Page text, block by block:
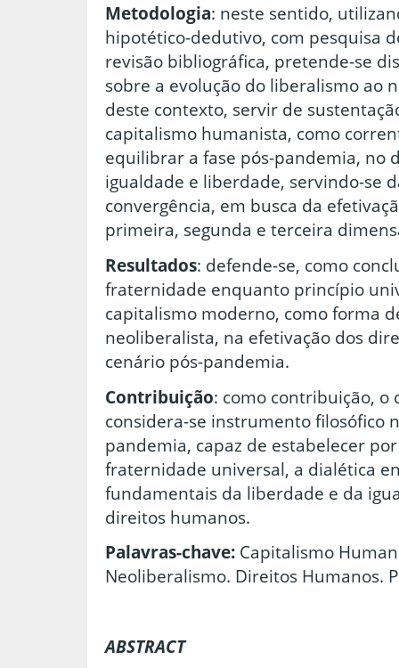
Metodologia: neste sentido,
hipotético-dedutivo, com pesquisa
revisão bibliográfica, pretende-se
sobre a evolução do liberalismo ao
deste contexto, servir de
capitalismo humanista, como
equilibrar a fase pós-pandemia, no
igualdade e liberdade, servindo-se
convergência, em busca da
primeira, segunda e terceira
Resultados: defende-se, como
fraternidade enquanto princípio
capitalismo moderno, como forma
neoliberalista, na efetivação dos
cenário pós-pandemia.
Contribuição: como contribuição,
considera-se instrumento filosófico
pandemia, capaz de estabelecer
fraternidade universal, a dialética
fundamentais da liberdade e da
direitos humanos.
Palavras-chave: Capitalismo
Neoliberalismo. Direitos Humanos.
ABSTRACT